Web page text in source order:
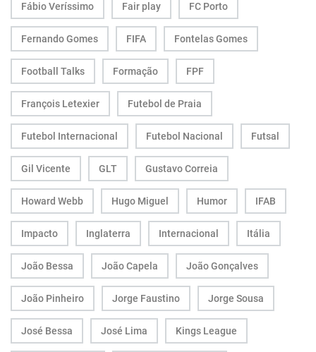
Fábio Veríssimo Fair play FC Porto
Fernando Gomes FIFA Fontelas Gomes
Football Talks Formação FPF
François Letexier Futebol de Praia
Futebol Internacional Futebol Nacional Futsal
Gil Vicente GLT Gustavo Correia
Howard Webb Hugo Miguel Humor IFAB
Impacto Inglaterra Internacional Itália
João Bessa João Capela João Gonçalves
João Pinheiro Jorge Faustino Jorge Sousa
José Bessa José Lima Kings League